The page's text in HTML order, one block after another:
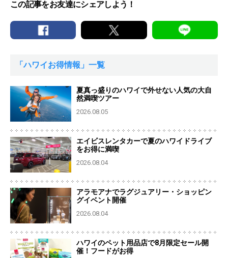
この記事をお友達にシェアしよう！
「ハワイお得情報」一覧
夏真っ盛りのハワイで外せない人気の大自
然満喫ツアー
2026.08.05
エイビスレンタカーで夏のハワイドライブ
をお得に満喫
2026.08.04
アラモアナでラグジュアリー・ショッピン
グイベント開催
2026.08.04
ハワイのペット用品店で8月限定セール開
催！フードがお得